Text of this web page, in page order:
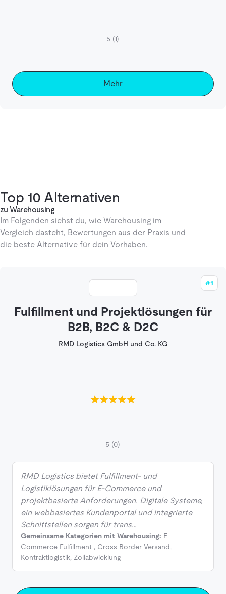
5 (1)
Mehr
Top 10 Alternativen
zu Warehousing
Im Folgenden siehst du, wie Warehousing im
Vergleich dasteht, Bewertungen aus der Praxis und
die beste Alternative für dein Vorhaben.
#1
Fulfillment und Projektlösungen für
B2B, B2C & D2C
RMD Logistics GmbH und Co. KG
5 (0)
RMD Logistics bietet Fulfillment- und
Logistiklösungen für E-Commerce und
projektbasierte Anforderungen. Digitale Systeme,
ein webbasiertes Kundenportal und integrierte
Schnittstellen sorgen für trans…
Gemeinsame Kategorien mit Warehousing: E-
Commerce Fulfillment , Cross-Border Versand,
Kontraktlogistik, Zollabwicklung